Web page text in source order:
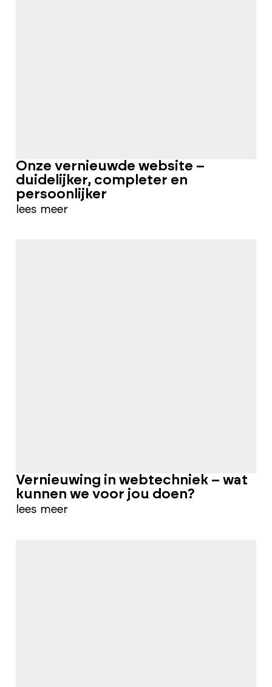
Onze vernieuwde website –
duidelijker, completer en
persoonlijker
lees meer
Vernieuwing in webtechniek – wat
kunnen we voor jou doen?
lees meer